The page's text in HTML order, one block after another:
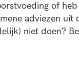
of
adviezen
niet doen?